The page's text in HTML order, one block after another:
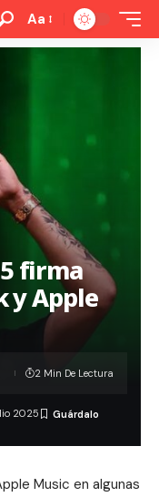
Aa
firma
y Apple
2025
2 Min De Lectura
Music en algunas